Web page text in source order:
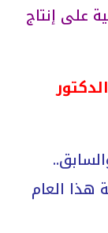
على إنتاج
هذا العام